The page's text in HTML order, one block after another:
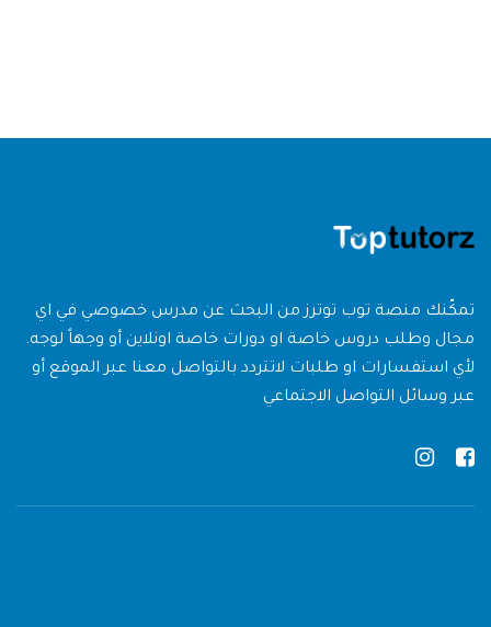
تمكّنك منصة توب توترز من البحث عن مدرس خصوصي في اي
مجال وطلب دروس خاصة او دورات خاصة اونلاين أو وجهاً لوجه.
لأي استفسارات او طلبات لاتتردد بالتواصل معنا عبر الموقع أو
عبر وسائل التواصل الاجتماعي